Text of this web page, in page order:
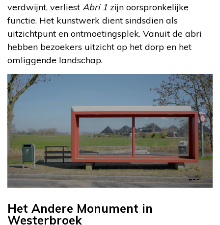
verdwijnt, verliest Abri 1 zijn oorspronkelijke
functie. Het kunstwerk dient sindsdien als
uitzichtpunt en ontmoetingsplek. Vanuit de abri
hebben bezoekers uitzicht op het dorp en het
omliggende landschap.
Het Andere Monument in
Westerbroek